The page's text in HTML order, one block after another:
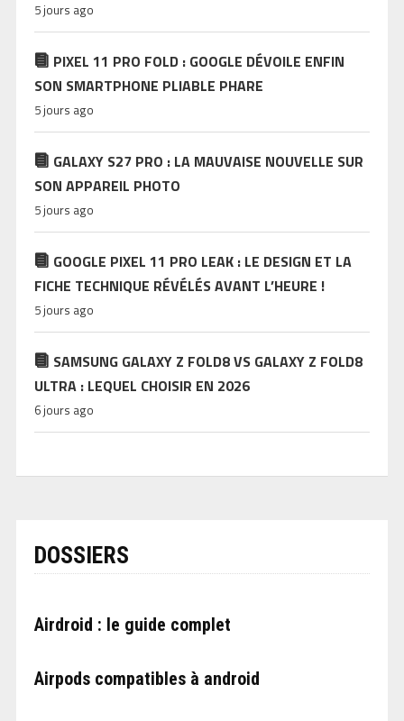
5 jours ago
PIXEL 11 PRO FOLD : GOOGLE DÉVOILE ENFIN
SON SMARTPHONE PLIABLE PHARE
5 jours ago
GALAXY S27 PRO : LA MAUVAISE NOUVELLE SUR
SON APPAREIL PHOTO
5 jours ago
GOOGLE PIXEL 11 PRO LEAK : LE DESIGN ET LA
FICHE TECHNIQUE RÉVÉLÉS AVANT L’HEURE !
5 jours ago
SAMSUNG GALAXY Z FOLD8 VS GALAXY Z FOLD8
ULTRA : LEQUEL CHOISIR EN 2026
6 jours ago
DOSSIERS
Airdroid : le guide complet
Airpods compatibles à android